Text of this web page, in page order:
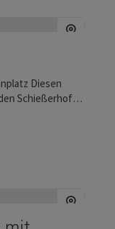
Diesen
Schießerhof
jedem Wetter